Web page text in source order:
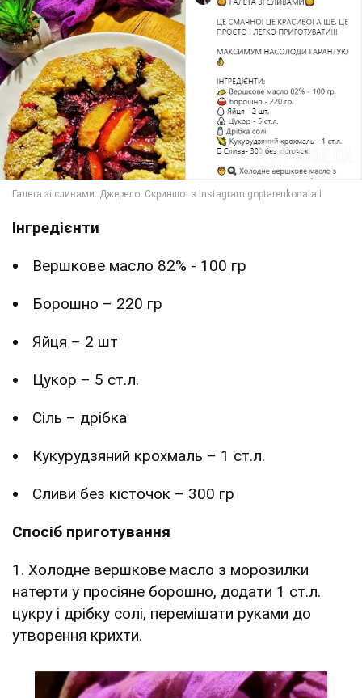
Інгредієнти
Вершкове масло 82% - 100 гр
Борошно – 220 гр
Яйця – 2 шт
Цукор – 5 ст.л.
Сіль – дрібка
Кукурудзяний крохмаль – 1 ст.л.
Сливи без кісточок – 300 гр
Спосіб приготування
1. Холодне вершкове масло з морозилки
натерти у просіяне борошно, додати 1 ст.л.
цукру і дрібку солі, перемішати руками до
утворення крихти.